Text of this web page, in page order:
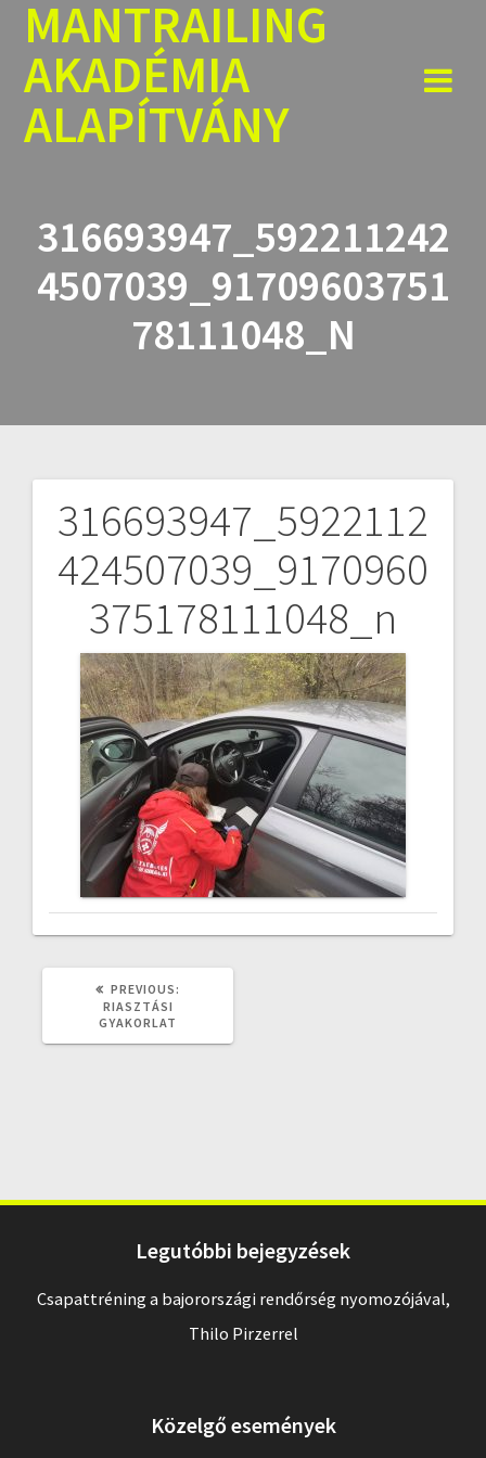
Skip
to
MANTRAILING
AKADÉMIA
ALAPÍTVÁNY
316693947_592211242
4507039_91709603751
78111048_N
316693947_5922112
424507039_9170960
375178111048_n
Bejegyzés
navigáció
PREVIOUS:
RIASZTÁSI
GYAKORLAT
Legutóbbi bejegyzések
Csapattréning a bajorországi rendőrség nyomozójával,
Thilo Pirzerrel
Közelgő események